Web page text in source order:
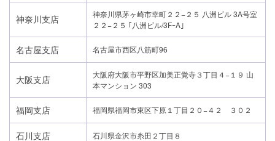
24時間365日対応
050-1883-0629
神奈川支店
神奈川県茅ヶ崎市幸町２２−２５ 八洲ビル 3A号室
２２−２５ ｢八洲ビル/3FｰA｣
名古屋支店 名古屋市西区八筋町96
大阪支店
大阪府大阪市平野区加美正覚寺３丁目４−１９ 山
本マンション 303
福岡支店 福岡県福岡市東区下原１丁目２０−４２ ３０２
石川支店 石川県金沢市糸田２丁目８